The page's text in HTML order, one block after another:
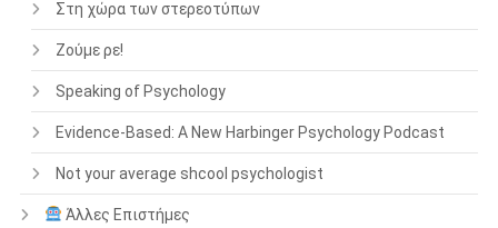
Στη χώρα των στερεοτύπων
Ζούμε ρε!
Speaking of Psychology
Evidence-Based: A New Harbinger Psychology Podcast
Not your average shcool psychologist
Άλλες Επιστήμες